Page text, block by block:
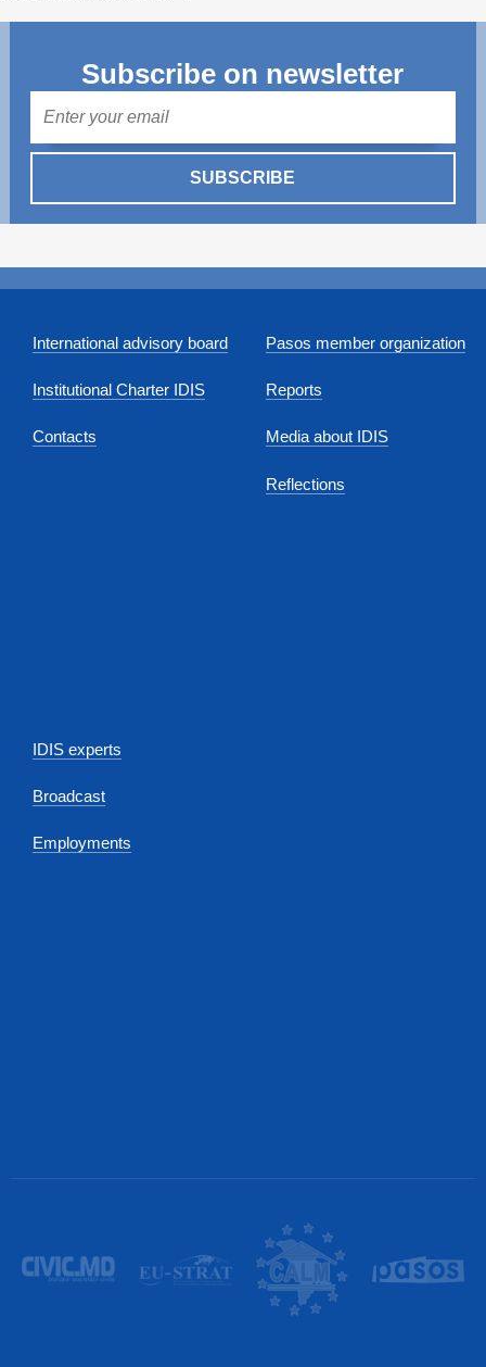
Subscribe on newsletter
SUBSCRIBE
International advisory board
Institutional Charter IDIS
Contacts
Pasos member organization
Reports
Media about IDIS
Reflections
IDIS experts
Broadcast
Employments